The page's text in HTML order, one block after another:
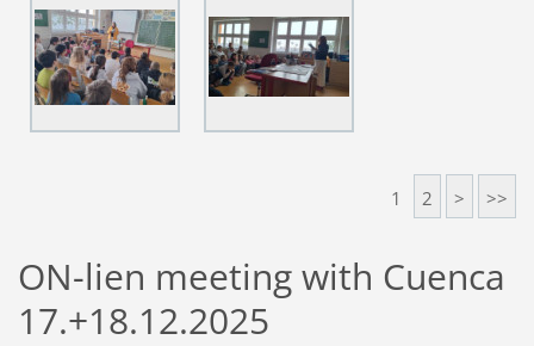
1 2 > >>
ON-lien meeting with Cuenca
17.+18.12.2025